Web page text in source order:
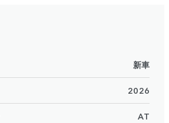
新車
2026
AT